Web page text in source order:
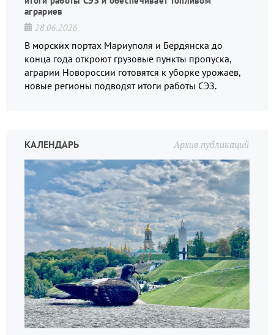
аграриев
28.06.2026
В морских портах Мариуполя и Бердянска до
конца года откроют грузовые пункты пропуска,
аграрии Новороссии готовятся к уборке урожаев,
новые регионы подводят итоги работы СЭЗ.
Архив публикаций
КАЛЕНДАРЬ